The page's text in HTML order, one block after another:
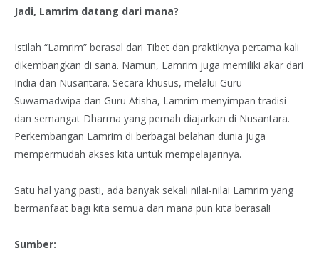
Jadi, Lamrim datang dari mana?
Istilah “Lamrim” berasal dari Tibet dan praktiknya pertama kali
dikembangkan di sana. Namun, Lamrim juga memiliki akar dari
India dan Nusantara. Secara khusus, melalui Guru
Suwarnadwipa dan Guru Atisha, Lamrim menyimpan tradisi
dan semangat Dharma yang pernah diajarkan di Nusantara.
Perkembangan Lamrim di berbagai belahan dunia juga
mempermudah akses kita untuk mempelajarinya.
Satu hal yang pasti, ada banyak sekali nilai-nilai Lamrim yang
bermanfaat bagi kita semua dari mana pun kita berasal!
Sumber: